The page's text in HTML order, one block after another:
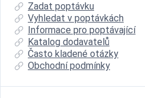
Zadat poptávku
Vyhledat v poptávkách
Informace pro poptávající
Katalog dodavatelů
Často kladené otázky
Obchodní podmínky